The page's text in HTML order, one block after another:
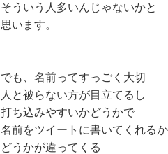
そういう人多いんじゃないかと
思います。
でも、名前ってすっごく大切
人と被らない方が目立てるし
打ち込みやすいかどうかで
名前をツイートに書いてくれるか
どうかが違ってくる